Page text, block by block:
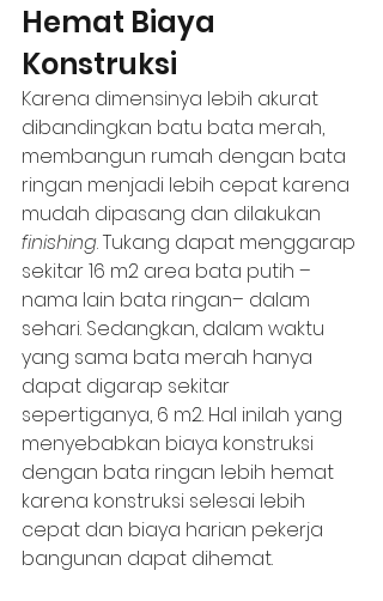
Hemat Biaya
Konstruksi
Karena dimensinya lebih akurat
dibandingkan batu bata merah,
membangun rumah dengan bata
ringan menjadi lebih cepat karena
mudah dipasang dan dilakukan
finishing. Tukang dapat menggarap
sekitar 16 m2 area bata putih –
nama lain bata ringan– dalam
sehari. Sedangkan, dalam waktu
yang sama bata merah hanya
dapat digarap sekitar
sepertiganya, 6 m2. Hal inilah yang
menyebabkan biaya konstruksi
dengan bata ringan lebih hemat
karena konstruksi selesai lebih
cepat dan biaya harian pekerja
bangunan dapat dihemat.